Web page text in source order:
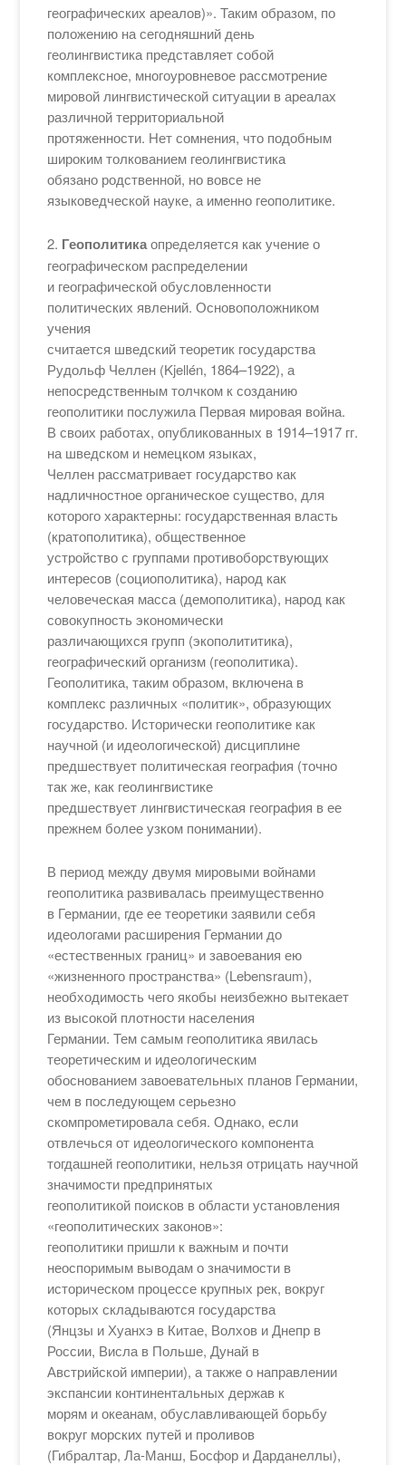
географических ареалов)». Таким образом, по
положению на сегодняшний день
геолингвистика представляет собой
комплексное, многоуровневое рассмотрение
мировой лингвистической ситуации в ареалах
различной территориальной
протяженности. Нет сомнения, что подобным
широким толкованием геолингвистика
обязано родственной, но вовсе не
языковедческой науке, а именно геополитике.
2. Геополитикаопределяется как учение о
географическом распределении
и географической обусловленности
политических явлений. Основоположником
учения
считается шведский теоретик государства
Рудольф Челлен (Kjellén, 1864–1922), а
непосредственным толчком к созданию
геополитики послужила Первая мировая война.
В своих работах, опубликованных в 1914–1917 гг.
на шведском и немецком языках,
Челлен рассматривает государство как
надличностное органическое существо, для
которого характерны: государственная власть
(кратополитика), общественное
устройство с группами противоборствующих
интересов (социополитика), народ как
человеческая масса (демополитика), народ как
совокупность экономически
различающихся групп (экополититика),
географический организм (геополитика).
Геополитика, таким образом, включена в
комплекс различных «политик», образующих
государство. Исторически геополитике как
научной (и идеологической) дисциплине
предшествует политическая география (точно
так же, как геолингвистике
предшествует лингвистическая география в ее
прежнем более узком понимании).
В период между двумя мировыми войнами
геополитика развивалась преимущественно
в Германии, где ее теоретики заявили себя
идеологами расширения Германии до
«естественных границ» и завоевания ею
«жизненного пространства» (Lebensraum),
необходимость чего якобы неизбежно вытекает
из высокой плотности населения
Германии. Тем самым геополитика явилась
теоретическим и идеологическим
обоснованием завоевательных планов Германии,
чем в последующем серьезно
скомпрометировала себя. Однако, если
отвлечься от идеологического компонента
тогдашней геополитики, нельзя отрицать научной
значимости предпринятых
геополитикой поисков в области установления
«геополитических законов»:
геополитики пришли к важным и почти
неоспоримым выводам о значимости в
историческом процессе крупных рек, вокруг
которых складываются государства
(Янцзы и Хуанхэ в Китае, Волхов и Днепр в
России, Висла в Польше, Дунай в
Австрийской империи), а также о направлении
экспансии континентальных держав к
морям и океанам, обуславливающей борьбу
вокруг морских путей и проливов
(Гибралтар, Ла-Манш, Босфор и Дарданеллы),